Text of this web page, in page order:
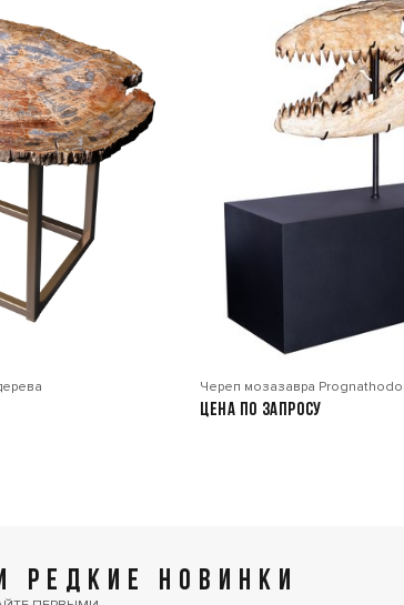
Череп мозазавра
Цена по запросу
РЕДКИЕ НОВИНКИ